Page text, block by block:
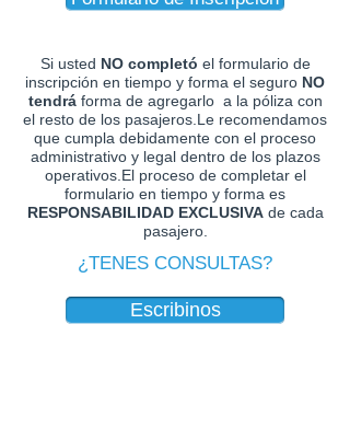
Si usted NO completó el formulario de
inscripción en tiempo y forma el seguro NO
tendráforma de agregarlo a la póliza con
el resto de los pasajeros.Le recomendamos
que cumpla debidamente con el proceso
administrativo y legal dentro de los plazos
operativos.El proceso de completar el
formulario en tiempo y forma es
RESPONSABILIDAD EXCLUSIVAde cada
pasajero.
¿TENES CONSULTAS?
Escribinos